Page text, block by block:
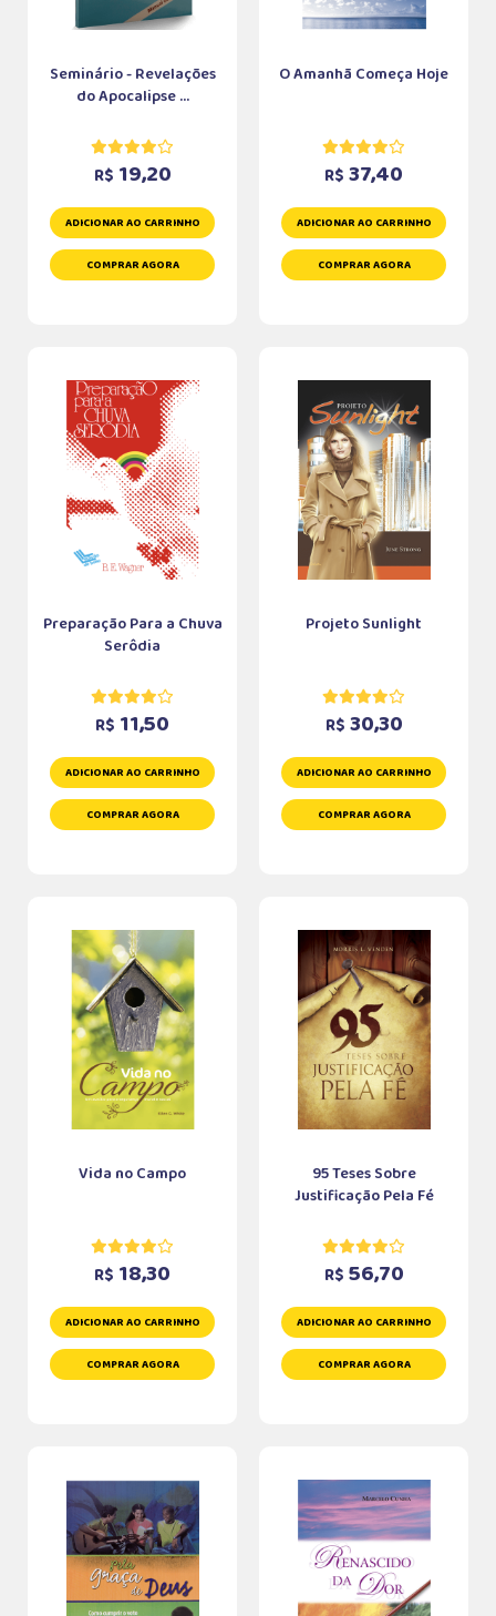
Seminário - Revelações
do Apocalipse ...
R$ 19,20
ADICIONAR AO CARRINHO
COMPRAR AGORA
O Amanhã Começa Hoje
R$ 37,40
ADICIONAR AO CARRINHO
COMPRAR AGORA
Preparação Para a Chuva
Serôdia
R$ 11,50
ADICIONAR AO CARRINHO
COMPRAR AGORA
Projeto Sunlight
R$ 30,30
ADICIONAR AO CARRINHO
COMPRAR AGORA
Vida no Campo
R$ 18,30
ADICIONAR AO CARRINHO
COMPRAR AGORA
95 Teses Sobre
Justificação Pela Fé
R$ 56,70
ADICIONAR AO CARRINHO
COMPRAR AGORA